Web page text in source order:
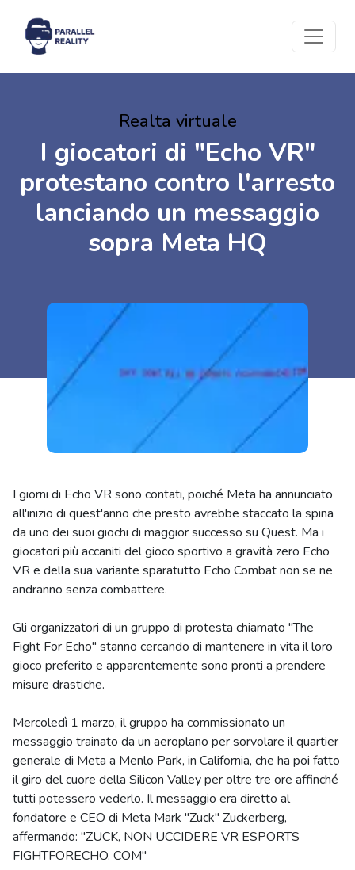
Realta virtuale
I giocatori di "Echo VR"
protestano contro l'arresto
lanciando un messaggio
sopra Meta HQ
I giorni di Echo VR sono contati, poiché Meta ha annunciato
all'inizio di quest'anno che presto avrebbe staccato la spina
da uno dei suoi giochi di maggior successo su Quest. Ma i
giocatori più accaniti del gioco sportivo a gravità zero Echo
VR e della sua variante sparatutto Echo Combat non se ne
andranno senza combattere.
Gli organizzatori di un gruppo di protesta chiamato "The
Fight For Echo" stanno cercando di mantenere in vita il loro
gioco preferito e apparentemente sono pronti a prendere
misure drastiche.
Mercoledì 1 marzo, il gruppo ha commissionato un
messaggio trainato da un aeroplano per sorvolare il quartier
generale di Meta a Menlo Park, in California, che ha poi fatto
il giro del cuore della Silicon Valley per oltre tre ore affinché
tutti potessero vederlo. Il messaggio era diretto al
fondatore e CEO di Meta Mark "Zuck" Zuckerberg,
affermando: "ZUCK, NON UCCIDERE VR ESPORTS
FIGHTFORECHO. COM"